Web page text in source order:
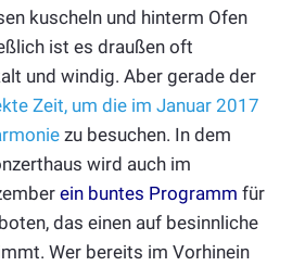
kuscheln und hinterm Ofen
ist es draußen oft
und windig. Aber gerade der
Zeit, um die im Januar 2017
zu besuchen. In dem
wird auch im
ein buntes Programm für
das einen auf besinnliche
Wer bereits im Vorhinein